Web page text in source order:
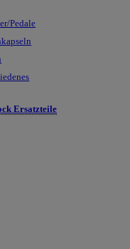
Pedale
Ersatzteile